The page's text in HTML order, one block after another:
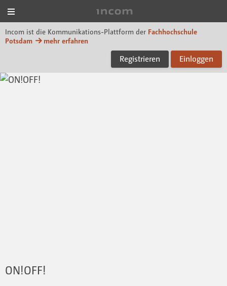
Incom ist die Kommunikations-Plattform der Fachhochschule
Potsdam
mehr erfahren
Registrieren Einloggen
ON!OFF!